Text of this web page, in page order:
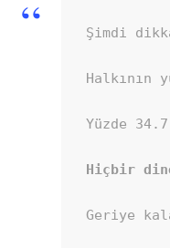
Şimdi
Halkının
Yüzde
Hiçbir
Geriye